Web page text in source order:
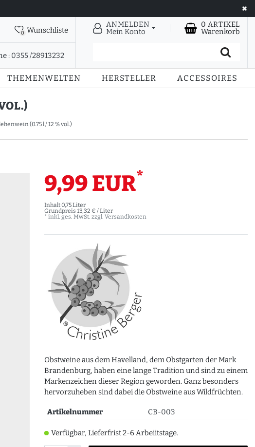
0 Wunschliste
: 0355 /28913232
ANMELDEN
Mein Konto
0 ARTIKEL
Warenkorb
THEMENWELTEN HERSTELLER ACCESSOIRES
(0.75 l / 12 % vol.)
9,99 EUR*
Inhalt0,75 Liter
Grundpreis 13,32 € / Liter
* inkl. ges. MwSt. zzgl. Versandkosten
Obstweine aus dem Havelland, dem Obstgarten der Mark
Brandenburg, haben eine lange Tradition und sind zu einem
Markenzeichen dieser Region geworden. Ganz besonders
hervorzuheben sind dabei die Obstweine aus Wildfrüchten.
Artikelnummer CB-003
Verfügbar, Lieferfrist 2-6 Arbeiitstage.